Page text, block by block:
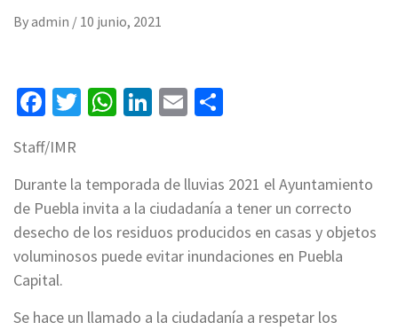
Byadmin / 10 junio, 2021
Facebook
Twitter
WhatsApp
LinkedIn
Email
Staff/IMR
Durante la temporada de lluvias 2021 el Ayuntamiento
de Puebla invita a la ciudadanía a tener un correcto
desecho de los residuos producidos en casas y objetos
voluminosos puede evitar inundaciones en Puebla
Capital.
Se hace un llamado a la ciudadanía a respetar los